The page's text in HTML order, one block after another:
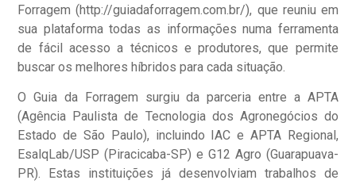
Forragem (http://guiadaforragem.com.br/), que reuniu em
sua plataforma todas as informações numa ferramenta
de fácil acesso a técnicos e produtores, que permite
buscar os melhores híbridos para cada situação.
O Guia da Forragem surgiu da parceria entre a APTA
(Agência Paulista de Tecnologia dos Agronegócios do
Estado de São Paulo), incluindo IAC e APTA Regional,
EsalqLab/USP (Piracicaba-SP) e G12 Agro (Guarapuava-
PR). Estas instituições já desenvolviam trabalhos de